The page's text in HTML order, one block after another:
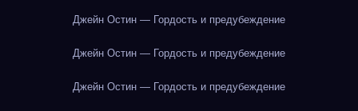
Джейн Остин — Гордость и предубеждение
Джейн Остин — Гордость и предубеждение
Джейн Остин — Гордость и предубеждение